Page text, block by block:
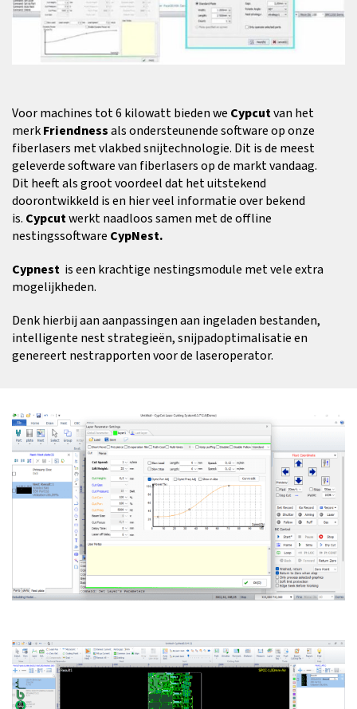
Voor machines tot 6 kilowatt bieden we Cypcutvan het
merkFriendnessals ondersteunende software op onze
fiberlasers met vlakbed snijtechnologie. Dit is de meest
geleverde software van fiberlasers op de markt vandaag.
Dit heeft als groot voordeel dat het uitstekend
doorontwikkeld is en hier veel informatie over bekend
is. Cypcutwerkt naadloos samen met de offline
nestingssoftware CypNest.
Cypnest is een krachtige nestingsmodule met vele extra
mogelijkheden.
Denk hierbij aan aanpassingen aan ingeladen bestanden,
intelligente nest strategieën, snijpadoptimalisatie en
genereert nestrapporten voor de laseroperator.